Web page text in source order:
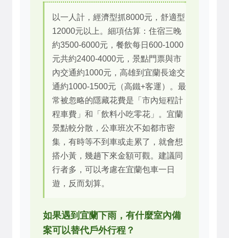
以一人計，經濟型抓8000元，舒適型
12000元以上。細項估算：住宿三晚
約3500-6000元，餐飲每日600-1000
元共約2400-4000元，景點門票與市
內交通約1000元，高雄到宜蘭長途交
通約1000-1500元（高鐵+客運）。最
常被忽略的隱藏花費是「市內短程計
程車費」和「飲料小吃零花」。宜蘭
景點較分散，公車班次不如都市密
集，有時等不到車或走累了，就會想
搭小黃，幾趟下來金額可觀。建議同
行者多，可以考慮在宜蘭包車一日
遊，反而划算。
如果遇到宜蘭下雨，有什麼室內備
案可以替代戶外行程？